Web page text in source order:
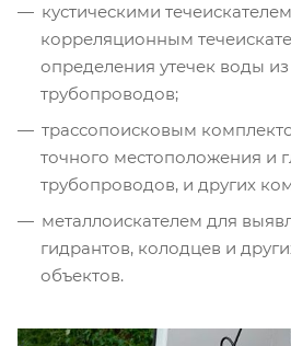
кустическими
корреляционным
определения утечек воды
трубопроводов;
трассопоисковым
точного местоположения и
трубопроводов, и других
металлоискателем для
гидрантов, колодцев и
объектов.